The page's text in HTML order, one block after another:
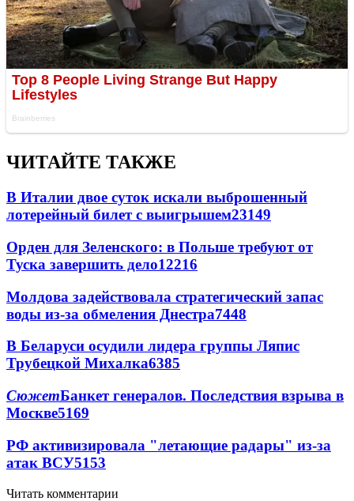
ЧИТАЙТЕ ТАКЖЕ
В Италии двое суток искали выброшенный
лотерейный билет с выигрышем23149
Орден для Зеленского: в Польше требуют от
Туска завершить дело12216
Молдова задействовала стратегический запас
воды из-за обмеления Днестра7448
В Беларуси осудили лидера группы Ляпис
Трубецкой Михалка6385
СюжетБанкет генералов. Последствия взрыва в
Москве5169
РФ активизировала "летающие радары" из-за
атак ВСУ5153
Читать комментарии